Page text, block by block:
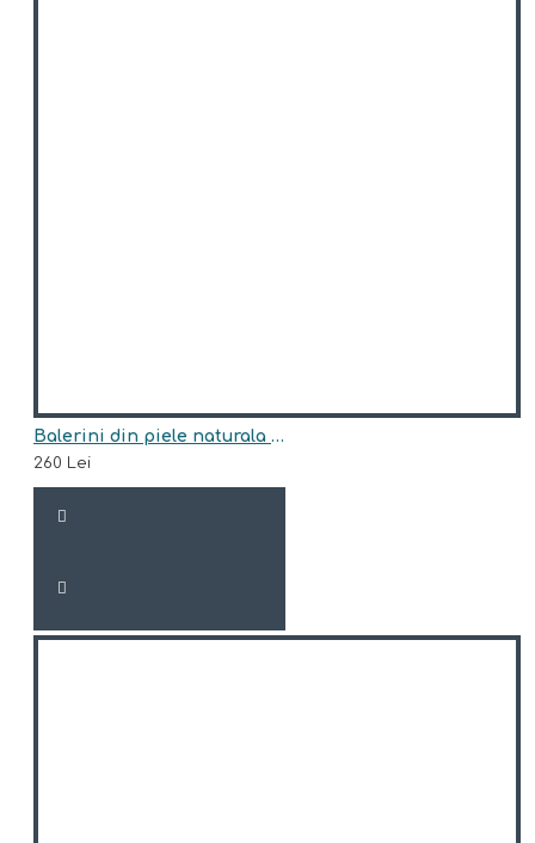
Balerini din piele naturala model NATASHA
260 Lei